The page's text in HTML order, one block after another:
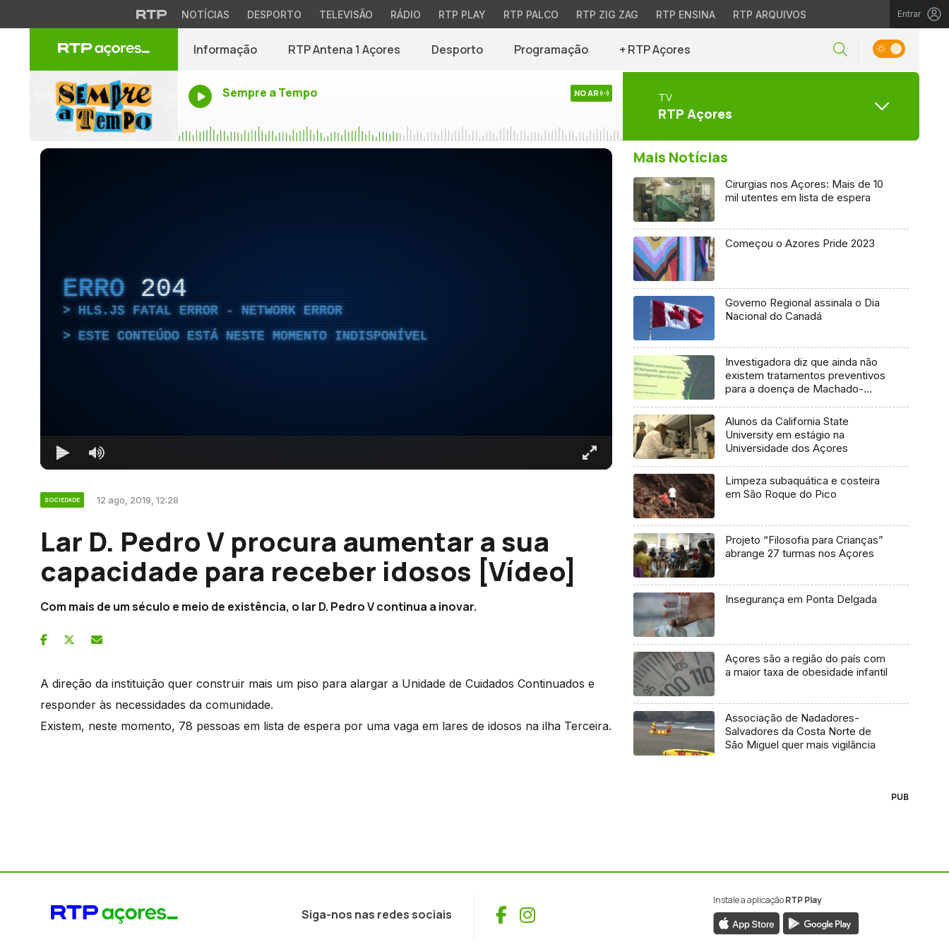
NOTÍCIAS DESPORTO TELEVISÃO RÁDIO RTP PLAY RTP PALCO RTP ZIG ZAG RTP ENSINA RTP ARQUIVOS Entrar
Informação RTP Antena 1 Açores Desporto Programação + RTP Açores
Sempre a Tempo NO AR TV
RTP Açores
ERRO 204
HLS.JS FATAL ERROR - NETWORK ERROR
ESTE CONTEÚDO ESTÁ NESTE MOMENTO INDISPONÍVEL
SOCIEDADE 12 ago, 2019, 12:28
Lar D. Pedro V procura aumentar a sua
capacidade para receber idosos [Vídeo]
Com mais de um século e meio de existência, o lar D. Pedro V continua a inovar.
A direção da instituição quer construir mais um piso para alargar a Unidade de Cuidados Continuados e
responder às necessidades da comunidade.
Existem, neste momento, 78 pessoas em lista de espera por uma vaga em lares de idosos na ilha Terceira.
Mais Notícias
Cirurgias nos Açores: Mais de 10
mil utentes em lista de espera
Começou o Azores Pride 2023
Governo Regional assinala o Dia
Nacional do Canadá
Investigadora diz que ainda não
existem tratamentos preventivos
para a doença de Machado-
Alunos da California State
University em estágio na
Universidade dos Açores
Limpeza subaquática e costeira
em São Roque do Pico
Projeto “Filosofia para Crianças”
abrange 27 turmas nos Açores
Insegurança em Ponta Delgada
Açores são a região do país com
a maior taxa de obesidade infantil
Associação de Nadadores-
Salvadores da Costa Norte de
São Miguel quer mais vigilância
PUB
Siga-nos nas redes sociais Facebook
Instagram
Instale a aplicaçãoRTP Play